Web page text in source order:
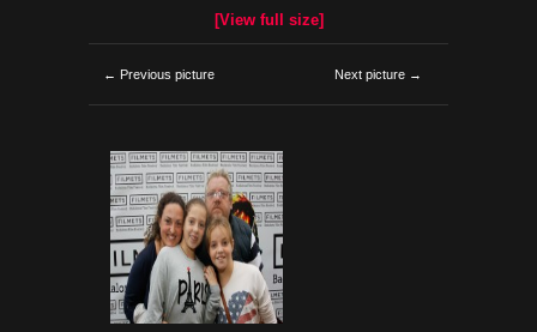
[View full size]
← Previous picture Next picture →